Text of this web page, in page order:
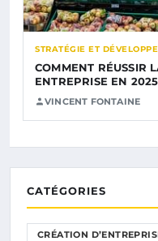
STRATÉGIE ET
COMMENT RÉUSSIR
ENTREPRISE EN
VINCENT FONTAINE
CATÉGORIES
CRÉATION